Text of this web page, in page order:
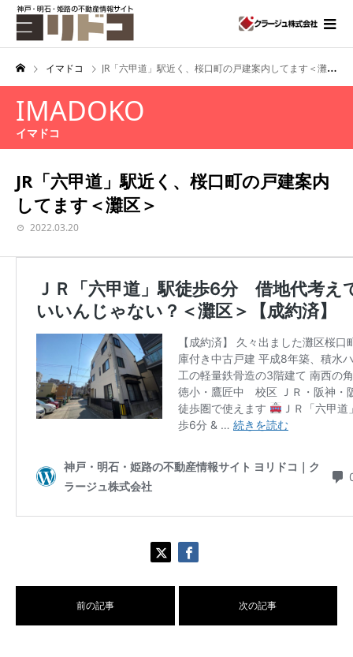
イマドコ JR「六甲道」駅近く、桜口町の戸建案内してます＜灘区＞
IMADOKO
イマドコ
JR「六甲道」駅近く、桜口町の戸建案内
してます＜灘区＞
2022.03.20
前の記事 次の記事